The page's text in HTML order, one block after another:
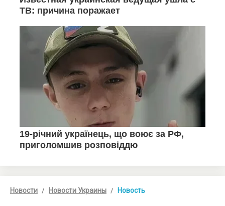
Новости Новости Украины Новость